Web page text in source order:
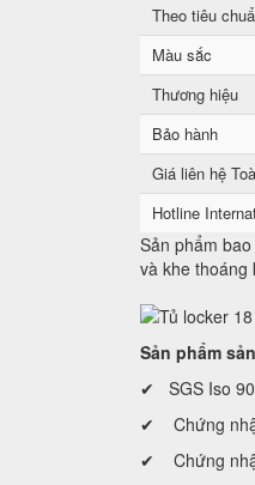
Theo tiêu
Màu sắc
Thương hiệu
Bảo hành
Giá liên hệ
Hotline
Sản phẩm
và khe thoáng
Sản phẩm
✔ SGS Iso
✔ Chứng
✔ Chứng